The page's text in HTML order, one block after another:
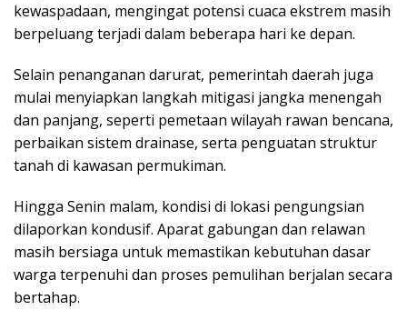
kewaspadaan, mengingat potensi cuaca ekstrem masih
berpeluang terjadi dalam beberapa hari ke depan.
Selain penanganan darurat, pemerintah daerah juga
mulai menyiapkan langkah mitigasi jangka menengah
dan panjang, seperti pemetaan wilayah rawan bencana,
perbaikan sistem drainase, serta penguatan struktur
tanah di kawasan permukiman.
Hingga Senin malam, kondisi di lokasi pengungsian
dilaporkan kondusif. Aparat gabungan dan relawan
masih bersiaga untuk memastikan kebutuhan dasar
warga terpenuhi dan proses pemulihan berjalan secara
bertahap.